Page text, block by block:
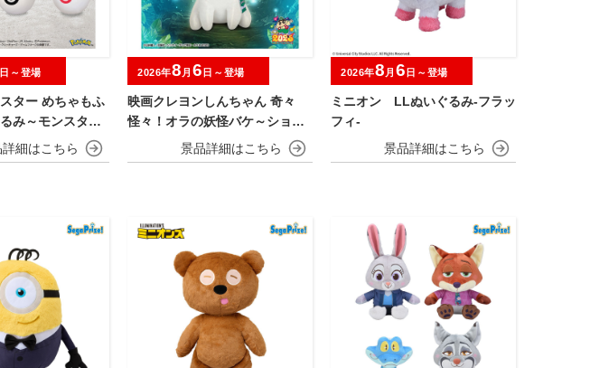
ター めちゃもふ
み～モンスター
パーボール・ハイ
スターボール・
日～登場
映画クレヨンしんちゃん 奇々
怪々！オラの妖怪バケ～ション
めちゃもふぐっとぬいぐるみ～
おすわりポーズのシロ～
2026年8 月 6 日～登場
ミニオン LLぬいぐるみ‐フラッ
フィ‐
2026年8 月 6 日～登場